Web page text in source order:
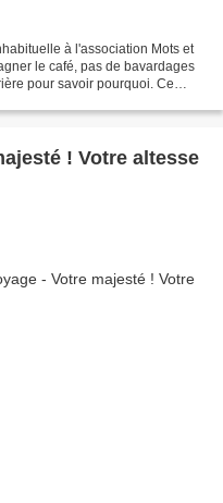
à l'association Mots et
le café, pas de bavardages
pour savoir pourquoi. Ce
! Votre altesse